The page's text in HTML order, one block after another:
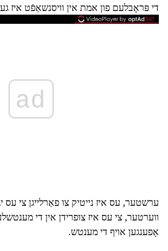
די פּראָבלעם פון אמת אין וויסנשאַפֿט איז
ad
ערשטער, עס איז נייטיק צו פאַרלייגן צי עס
ווערטער, צי עס איז צופרידן אין די
אָפענגען אויף די מענטש.